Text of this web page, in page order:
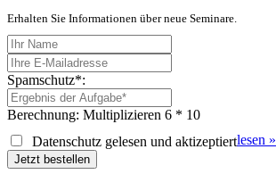
Erhalten Sie Informationen über neue Seminare.
Spamschutz*:
Berechnung: Multiplizieren 6 * 10
Datenschutz gelesen und aktizeptiertlesen »
Jetzt bestellen